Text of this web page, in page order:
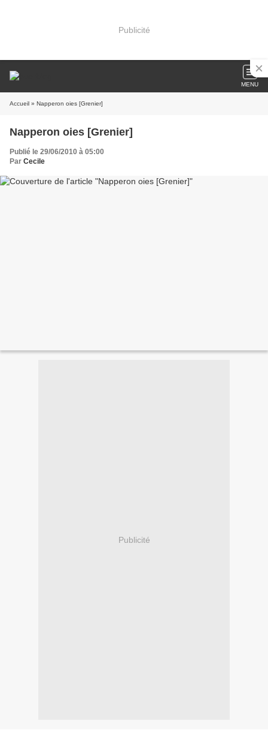
Publicité
MENU
Accueil » Napperon oies [Grenier]
Napperon oies [Grenier]
Publié le 29/06/2010 à 05:00
Par Cecile
Publicité